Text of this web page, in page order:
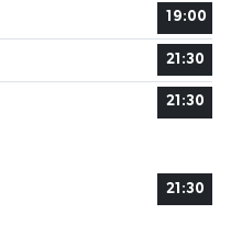
19:00
21:30
21:30
21:30